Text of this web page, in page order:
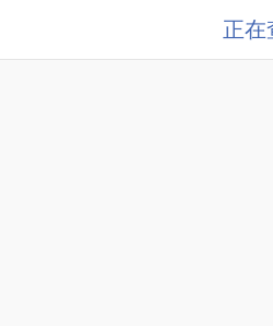
正在